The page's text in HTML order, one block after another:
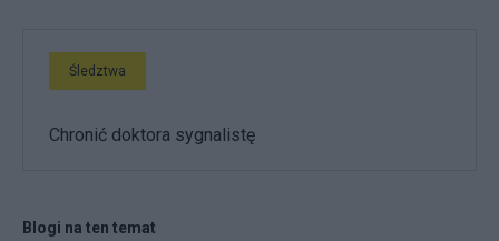
Śledztwa
Chronić doktora sygnalistę
Blogi na ten temat